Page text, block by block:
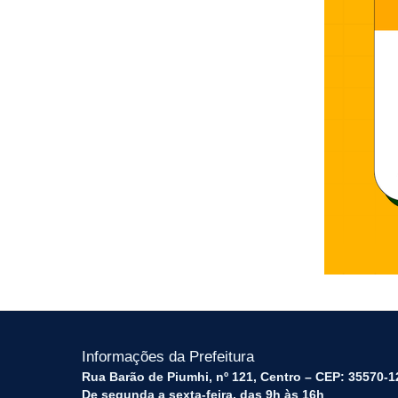
Informações da Prefeitura
Rua Barão de Piumhi, nº 121, Centro – CEP: 35570-
De segunda a sexta-feira, das 9h às 16h